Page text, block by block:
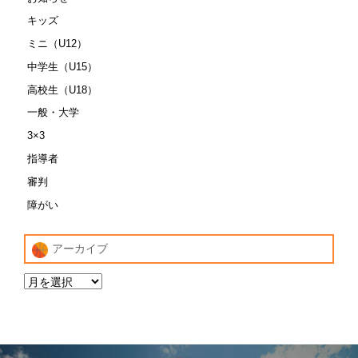
キッズ
ミニ（U12）
中学生（U15）
高校生（U18）
一般・大学
3×3
指導者
審判
障がい
アーカイブ